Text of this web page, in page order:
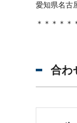
愛知県名古
＊＊＊＊＊
合わ